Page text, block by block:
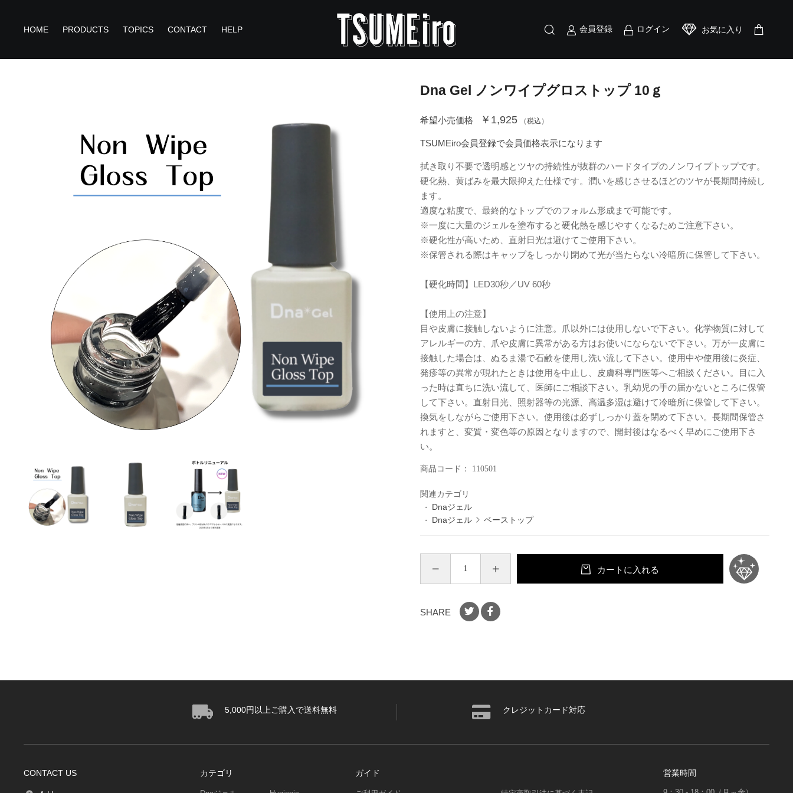
HOME PRODUCTS TOPICS CONTACT HELP 会員登録 ログイン お気に入り
Dna Gel ノンワイプグロストップ 10ｇ
希望小売価格 ￥1,925 （税込）
TSUMEiro会員登録で会員価格表示になります
拭き取り不要で透明感とツヤの持続性が抜群のハードタイプのノンワイプトップです。
硬化熱、黄ばみを最大限抑えた仕様です。潤いを感じさせるほどのツヤが長期間持続し
ます。
適度な粘度で、最終的なトップでのフォルム形成まで可能です。
※一度に大量のジェルを塗布すると硬化熱を感じやすくなるためご注意下さい。
※硬化性が高いため、直射日光は避けてご使用下さい。
※保管される際はキャップをしっかり閉めて光が当たらない冷暗所に保管して下さい。
【硬化時間】LED30秒／UV 60秒
【使用上の注意】
目や皮膚に接触しないように注意。爪以外には使用しないで下さい。化学物質に対して
アレルギーの方、爪や皮膚に異常がある方はお使いにならないで下さい。万が一皮膚に
接触した場合は、ぬるま湯で石鹸を使用し洗い流して下さい。使用中や使用後に炎症、
発疹等の異常が現れたときは使用を中止し、皮膚科専門医等へご相談ください。目に入
った時は直ちに洗い流して、医師にご相談下さい。乳幼児の手の届かないところに保管
して下さい。直射日光、照射器等の光源、高温多湿は避けて冷暗所に保管して下さい。
換気をしながらご使用下さい。使用後は必ずしっかり蓋を閉めて下さい。長期間保管さ
れますと、変質・変色等の原因となりますので、開封後はなるべく早めにご使用下さ
い。
商品コード： 110501
関連カテゴリ
Dnaジェル
Dnaジェル
ベーストップ
カートに入れる
SHARE
5,000円以上ご購入で送料無料 クレジットカード対応
CONTACT US カテゴリ ガイド 営業時間